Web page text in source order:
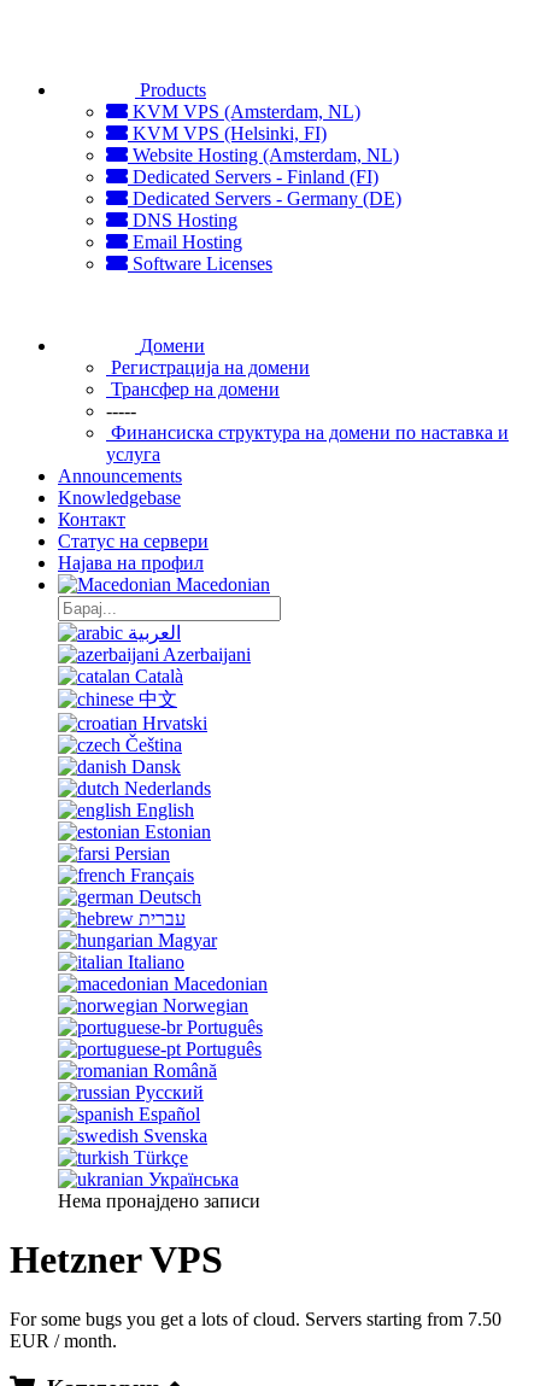
Products
KVM VPS (Amsterdam, NL)
KVM VPS (Helsinki, FI)
Website Hosting (Amsterdam, NL)
Dedicated Servers - Finland (FI)
Dedicated Servers - Germany (DE)
DNS Hosting
Email Hosting
Software Licenses
Домени
Регистрација на домени
Трансфер на домени
-----
Финансиска структура на домени по наставка и
услуга
Announcements
Knowledgebase
Контакт
Статус на сервери
Најава на профил
Macedonian
العربية
Azerbaijani
Català
中文
Hrvatski
Čeština
Dansk
Nederlands
English
Estonian
Persian
Français
Deutsch
עברית
Magyar
Italiano
Macedonian
Norwegian
Português
Português
Română
Русский
Español
Svenska
Türkçe
Українська
Нема пронајдено записи
Hetzner VPS
For some bugs you get a lots of cloud. Servers starting from 7.50
EUR / month.